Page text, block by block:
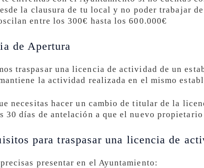
la clausura de tu local y no poder trabajar
entre los 300€ hasta los 600.000€
de Apertura
traspasar una licencia de actividad de un
la actividad realizada en el mismo
necesitas hacer un cambio de titular de la
30 días de antelación a que el nuevo
para traspasar una licencia de
presentar en el Ayuntamiento: